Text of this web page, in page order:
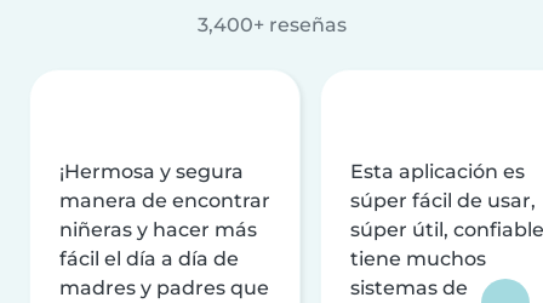
3,400+ reseñas
¡Hermosa y segura
manera de encontrar
niñeras y hacer más
fácil el día a día de
madres y padres que
Esta aplicación es
súper fácil de usar,
súper útil,
tiene muchos
sistemas de